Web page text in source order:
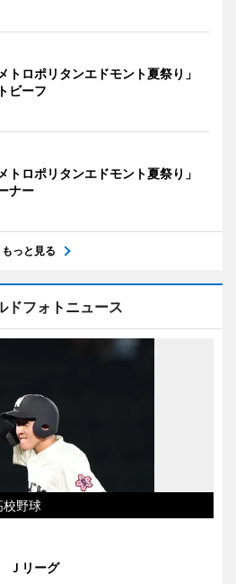
トロポリタンエドモント夏祭り」
ビーフ
トロポリタンエドモント夏祭り」
ナー
もっと見る
ドフォトニュース
野球
Ｊリーグ